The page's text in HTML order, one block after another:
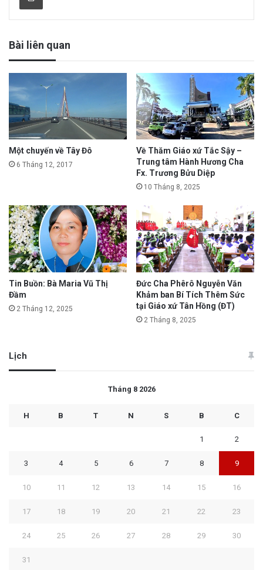
Bài liên quan
Một chuyến về Tây Đô
6 Tháng 12, 2017
Về Thăm Giáo xứ Tắc Sậy –
Trung tâm Hành Hương Cha
Fx. Trương Bửu Diệp
10 Tháng 8, 2025
Tin Buồn: Bà Maria Vũ Thị
Đầm
2 Tháng 12, 2025
Đức Cha Phêrô Nguyễn Văn
Khảm ban Bí Tích Thêm Sức
tại Giáo xứ Tân Hồng (ĐT)
2 Tháng 8, 2025
Lịch
Tháng 8 2026
H B T N S B C
1 2
3 4 5 6 7 8 9
10 11 12 13 14 15 16
17 18 19 20 21 22 23
24 25 26 27 28 29 30
31